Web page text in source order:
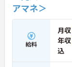
アマネ＞
給料
月収
年収
込